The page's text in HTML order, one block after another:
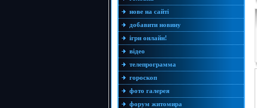
нове на сайті
добавити новину
ігри онлайн!
відео
телепрограмма
гороскоп
фото галерея
форум житомира